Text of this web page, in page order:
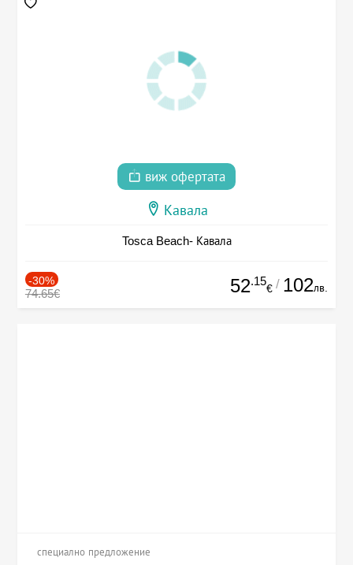
виж офертата
Кавала
Tosca Beach- Кавала
-30%
74.65€ 52.15
€ / 102лв.
специално предложение